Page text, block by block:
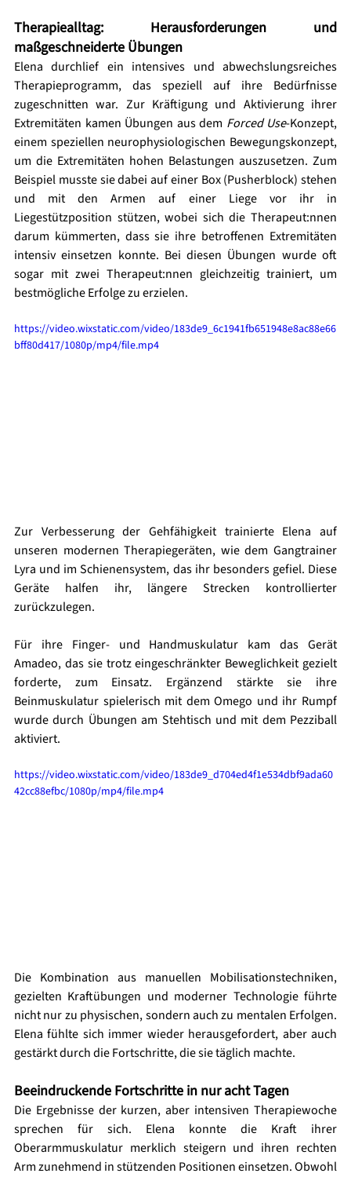
Therapiealltag: Herausforderungen und
maßgeschneiderte Übungen
Elena durchlief ein intensives und abwechslungsreiches
Therapieprogramm, das speziell auf ihre Bedürfnisse
zugeschnitten war. Zur Kräftigung und Aktivierung ihrer
Extremitäten kamen Übungen aus dem Forced Use-Konzept,
einem speziellen neurophysiologischen Bewegungskonzept,
um die Extremitäten hohen Belastungen auszusetzen. Zum
Beispiel musste sie dabei auf einer Box (Pusherblock) stehen
und mit den Armen auf einer Liege vor ihr in
Liegestützposition stützen, wobei sich die Therapeut:nnen
darum kümmerten, dass sie ihre betroffenen Extremitäten
intensiv einsetzen konnte. Bei diesen Übungen wurde oft
sogar mit zwei Therapeut:nnen gleichzeitig trainiert, um
bestmögliche Erfolge zu erzielen.
https://video.wixstatic.com/video/183de9_6c1941fb651948e8ac88e66
bff80d417/1080p/mp4/file.mp4
Zur Verbesserung der Gehfähigkeit trainierte Elena auf
unseren modernen Therapiegeräten, wie dem Gangtrainer
Lyra und im Schienensystem, das ihr besonders gefiel. Diese
Geräte halfen ihr, längere Strecken kontrollierter
zurückzulegen.
Für ihre Finger- und Handmuskulatur kam das Gerät
Amadeo, das sie trotz eingeschränkter Beweglichkeit gezielt
forderte, zum Einsatz. Ergänzend stärkte sie ihre
Beinmuskulatur spielerisch mit dem Omego und ihr Rumpf
wurde durch Übungen am Stehtisch und mit dem Pezziball
aktiviert.
https://video.wixstatic.com/video/183de9_d704ed4f1e534dbf9ada60
42cc88efbc/1080p/mp4/file.mp4
Die Kombination aus manuellen Mobilisationstechniken,
gezielten Kraftübungen und moderner Technologie führte
nicht nur zu physischen, sondern auch zu mentalen Erfolgen.
Elena fühlte sich immer wieder herausgefordert, aber auch
gestärkt durch die Fortschritte, die sie täglich machte.
Beeindruckende Fortschritte in nur acht Tagen
Die Ergebnisse der kurzen, aber intensiven Therapiewoche
sprechen für sich. Elena konnte die Kraft ihrer
Oberarmmuskulatur merklich steigern und ihren rechten
Arm zunehmend in stützenden Positionen einsetzen. Obwohl